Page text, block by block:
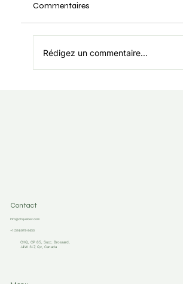
Commentaires
Rédigez un commentaire...
Contact
Info@chquebec.com
+1 (514)978-9450
CHQ, CP 85, Succ. Brossard,
J4W 3L7, Qc, Canada